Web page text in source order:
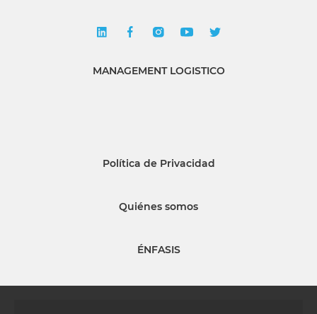
MANAGEMENT LOGISTICO
Política de Privacidad
Quiénes somos
ÉNFASIS